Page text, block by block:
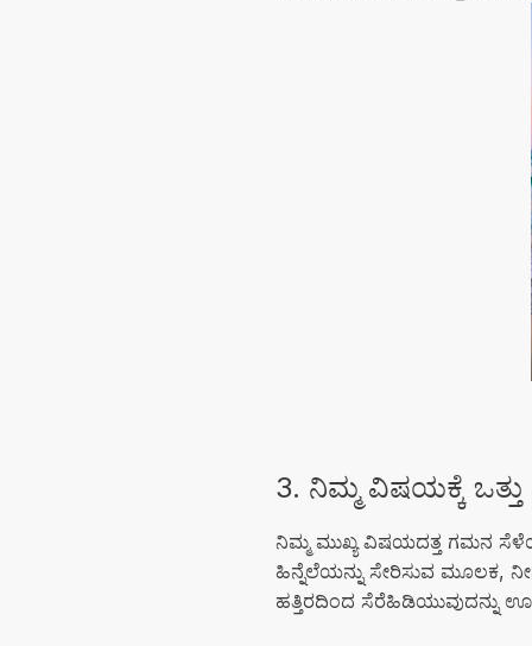
3. ನಿಮ್ಮ ವಿಷಯಕ್ಕೆ ಒತ್ತು
ನಿಮ್ಮ ಮುಖ್ಯ ವಿಷಯದತ್ತ ಗಮನ
ಹಿನ್ನೆಲೆಯನ್ನು ಸೇರಿಸುವ ಮೂಲಕ,
ಹತ್ತಿರದಿಂದ ಸೆರೆಹಿಡಿಯುವುದನ್ನು